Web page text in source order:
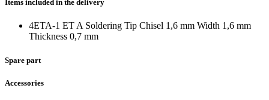
Items included in the delivery
4ETA-1 ET A Soldering Tip Chisel 1,6 mm Width 1,6 mm
Thickness 0,7 mm
Spare part
Accessories